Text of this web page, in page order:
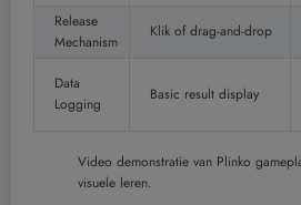
Release
Mechanism
Klik of drag-and-drop
Data
Logging
Basic result display
Video demonstratie van Plinko
visuele leren.